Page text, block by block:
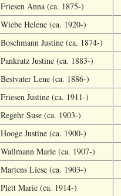
Friesen Anna (ca. 1875-)
Wiebe Helene (ca. 1920-)
Boschmann Justine (ca. 1874-)
Pankratz Justine (ca. 1883-)
Bestvater Lene (ca. 1886-)
Friesen Justine (ca. 1911-)
Regehr Suse (ca. 1903-)
Hooge Justine (ca. 1900-)
Wallmann Marie (ca. 1907-)
Martens Liese (ca. 1903-)
Plett Marie (ca. 1914-)